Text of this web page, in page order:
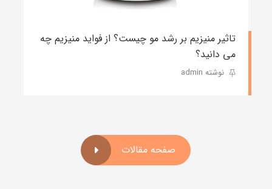
تاثیر منیزیم بر رشد مو چیست؟ از فواید منیزیم چه
می دانید؟
نوشته admin
صفحه مقالات